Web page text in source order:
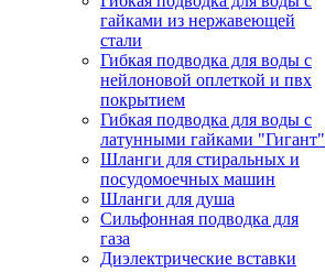
гайками из нержавеющей
стали
Гибкая подводка для воды с
нейлоновой оплеткой и пвх
покрытием
Гибкая подводка для воды с
латунными гайками "Гигант"
Шланги для стиральных и
посудомоечных машин
Шланги для душа
Сильфонная подводка для
газа
Диэлектрические вставки